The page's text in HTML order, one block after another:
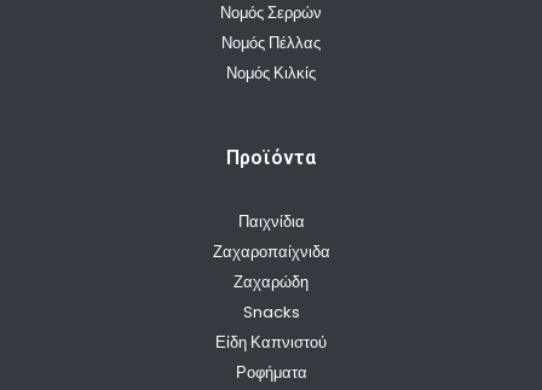
Νομός Σερρών
Νομός Πέλλας
Νομός Κιλκίς
Προϊόντα
Παιχνίδια
Ζαχαροπαίχνιδα
Ζαχαρώδη
Snacks
Είδη Καπνιστού
Ροφήματα